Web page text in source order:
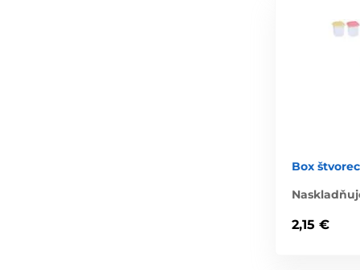
Box
2,15 €